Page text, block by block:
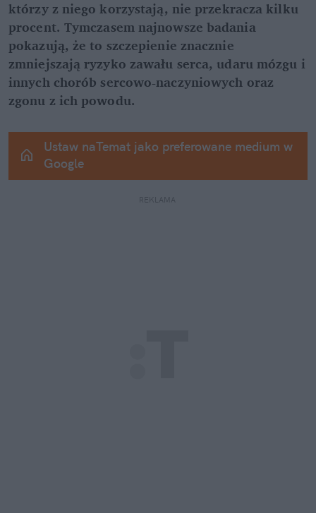
którzy z niego korzystają, nie przekracza kilku
procent. Tymczasem najnowsze badania
pokazują, że to szczepienie znacznie
zmniejszają ryzyko zawału serca, udaru mózgu i
innych chorób sercowo-naczyniowych oraz
zgonu z ich powodu.
Ustaw naTemat jako preferowane medium w
Google
REKLAMA